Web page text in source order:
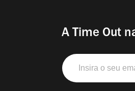
A Time Out
Insira
o
seu